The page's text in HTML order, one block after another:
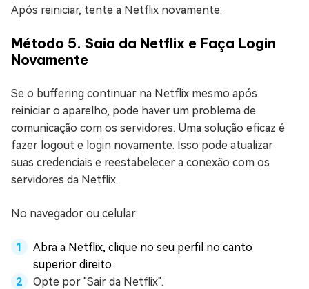
Após reiniciar, tente a Netflix novamente.
Método 5. Saia da Netflix e Faça Login
Novamente
Se o buffering continuar na Netflix mesmo após
reiniciar o aparelho, pode haver um problema de
comunicação com os servidores. Uma solução eficaz é
fazer logout e login novamente. Isso pode atualizar
suas credenciais e reestabelecer a conexão com os
servidores da Netflix.
No navegador ou celular:
Abra a Netflix, clique no seu perfil no canto
superior direito.
Opte por "Sair da Netflix".